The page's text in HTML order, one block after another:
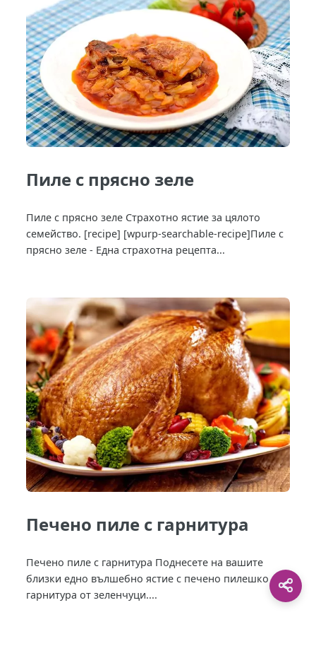
Пиле с прясно зеле
Пиле с прясно зеле Страхотно ястие за цялото
семейство. [recipe] [wpurp-searchable-recipe]Пиле с
прясно зеле - Една страхотна рецепта...
Печено пиле с гарнитура
Печено пиле с гарнитура Поднесете на вашите
близки едно вълшебно ястие с печено пилешко с
гарнитура от зеленчуци....